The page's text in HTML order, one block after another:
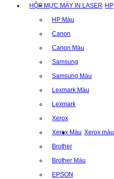
HỘP MỰC MÁY IN LASER HP
HP Màu
Canon
Canon Màu
Samsung
Samsung Màu
Lexmark Màu
Lexmark
Xerox
Xerox Màu Xerox màu
Brother
Brother Màu
EPSON